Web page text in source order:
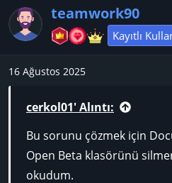
l
e
a n
v
o
teamwork90
Kayıtlı
16 Ağustos 2025
cerkol01' Alıntı:
Bu sorunu çözmek için
Open Beta klasörünü
okudum.